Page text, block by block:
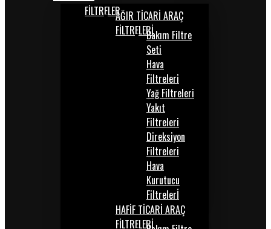
FİLTRELERAĞIR TİCARİ ARAÇ
FİLTRELERİBakım Filtre
Seti
Hava
Filtreleri
Yağ Filtreleri
Yakıt
Filtreleri
Direksiyon
Filtreleri
Hava
Kurutucu
Filtrelerİ
HAFİF TİCARİ ARAÇ
FİLTRELERİ